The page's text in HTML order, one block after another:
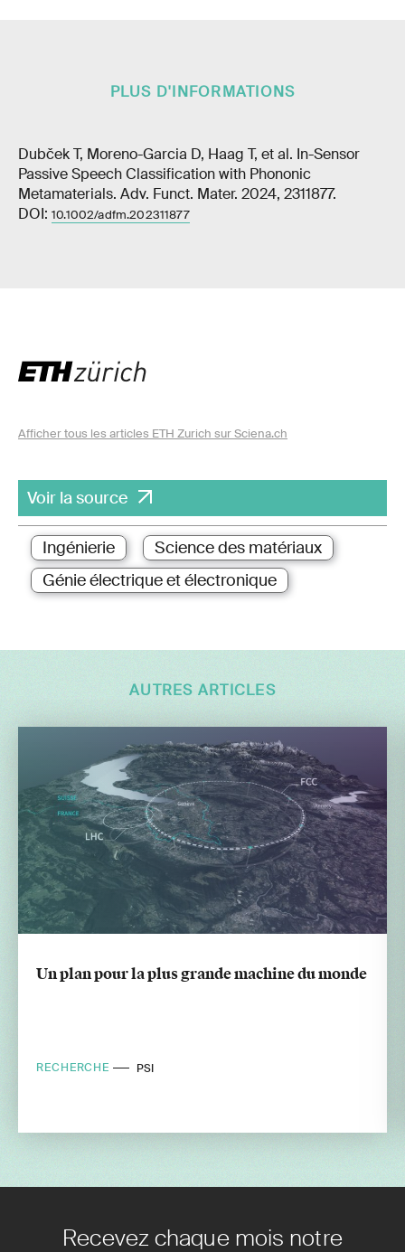
PLUS D'INFORMATIONS
Dubček T, Moreno-Garcia D, Haag T, et al. In-Sensor
Passive Speech Classification with Phononic
Metamaterials. Adv. Funct. Mater. 2024, 2311877.
DOI: 10.1002/adfm.202311877
Afficher tous les articles ETH Zurich sur Sciena.ch
Voir la source
Ingénierie
Science des matériaux
Génie électrique et électronique
AUTRES ARTICLES
Un plan pour la plus grande machine du monde
RECHERCHE PSI
Recevez chaque mois notre